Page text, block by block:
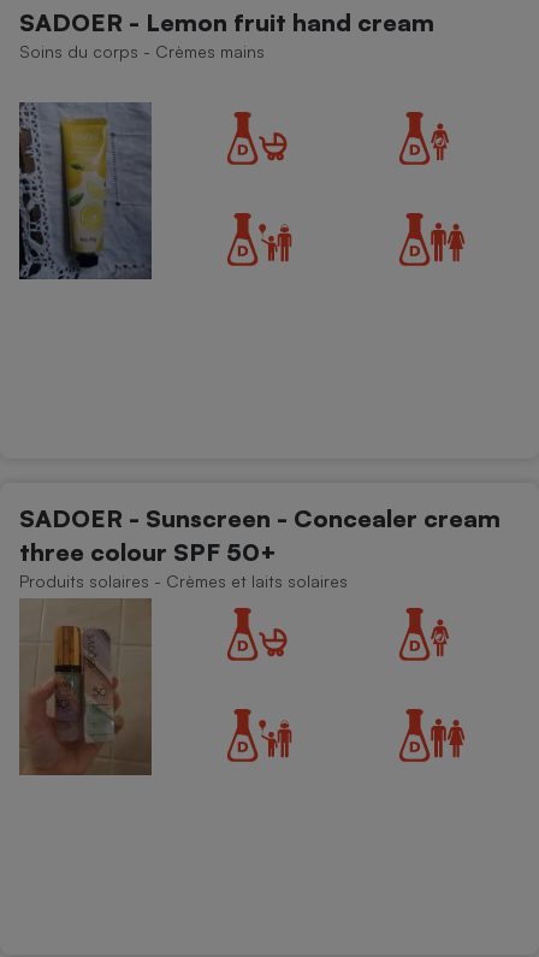
SADOER - Lemon fruit hand cream
Soins du corps - Crèmes mains
SADOER - Sunscreen - Concealer cream
three colour SPF 50+
Produits solaires - Crèmes et laits solaires